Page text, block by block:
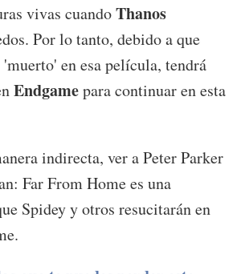
vivas cuandoThanos
Por lo tanto, debido a que
en esa película, tendrá
Endgamepara continuar en esta
indirecta, ver a Peter Parker
Far From Home es una
Spidey y otros resucitarán en